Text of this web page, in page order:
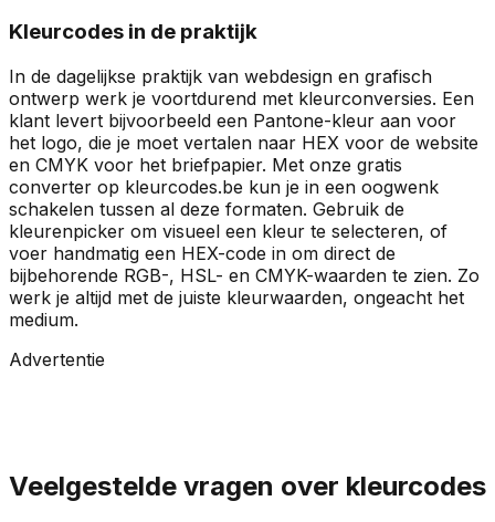
Kleurcodes in de praktijk
In de dagelijkse praktijk van webdesign en grafisch
ontwerp werk je voortdurend met kleurconversies. Een
klant levert bijvoorbeeld een Pantone-kleur aan voor
het logo, die je moet vertalen naar HEX voor de website
en CMYK voor het briefpapier. Met onze gratis
converter op kleurcodes.be kun je in een oogwenk
schakelen tussen al deze formaten. Gebruik de
kleurenpicker om visueel een kleur te selecteren, of
voer handmatig een HEX-code in om direct de
bijbehorende RGB-, HSL- en CMYK-waarden te zien. Zo
werk je altijd met de juiste kleurwaarden, ongeacht het
medium.
Advertentie
Veelgestelde vragen over kleurcodes